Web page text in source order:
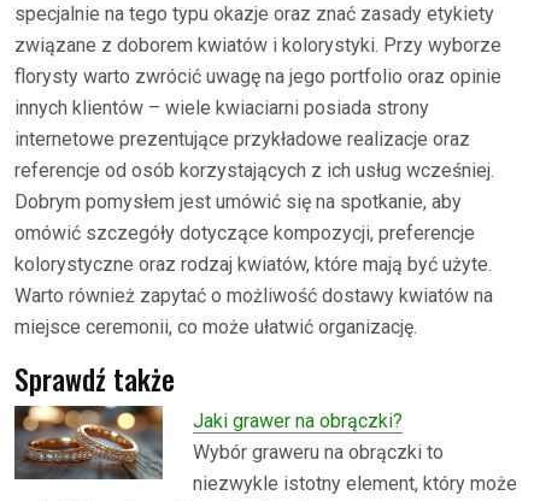
specjalnie na tego typu okazje oraz znać zasady etykiety
związane z doborem kwiatów i kolorystyki. Przy wyborze
florysty warto zwrócić uwagę na jego portfolio oraz opinie
innych klientów – wiele kwiaciarni posiada strony
internetowe prezentujące przykładowe realizacje oraz
referencje od osób korzystających z ich usług wcześniej.
Dobrym pomysłem jest umówić się na spotkanie, aby
omówić szczegóły dotyczące kompozycji, preferencje
kolorystyczne oraz rodzaj kwiatów, które mają być użyte.
Warto również zapytać o możliwość dostawy kwiatów na
miejsce ceremonii, co może ułatwić organizację.
Sprawdź także
Jaki grawer na obrączki?
Wybór graweru na obrączki to
niezwykle istotny element, który może